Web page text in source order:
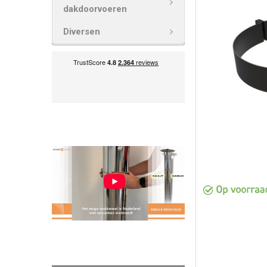
dakdoorvoeren
Diversen
TOE AAN